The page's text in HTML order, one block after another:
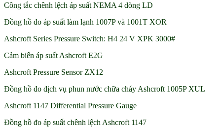
Công tắc chênh lệch áp suất NEMA 4 dòng LD
Đồng hồ đo áp suất làm lạnh 1007P và 1001T XOR
Ashcroft Series Pressure Switch: H4 24 V XPK 3000#
Cảm biến áp suất Ashcroft E2G
Ashcroft Pressure Sensor ZX12
Đồng hồ đo dịch vụ phun nước chữa cháy Ashcroft 1005P XUL
Ashcroft 1147 Differential Pressure Gauge
Đồng hồ đo áp suất chênh lệch Ashcroft 1147